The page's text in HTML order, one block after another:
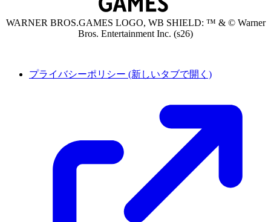
WARNER BROS.GAMES LOGO, WB SHIELD: ™ & © Warner
Bros. Entertainment Inc. (s26)
プライバシーポリシー (新しいタブで開く)